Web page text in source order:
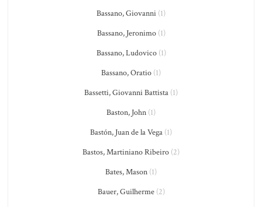
Bassano, Giovanni (1)
Bassano, Jeronimo(1)
Bassano, Ludovico(1)
Bassano, Oratio (1)
Bassetti, Giovanni Battista (1)
Baston, John (1)
Bastón, Juan de la Vega (1)
Bastos, Martiniano Ribeiro (2)
Bates, Mason (1)
Bauer, Guilherme(2)